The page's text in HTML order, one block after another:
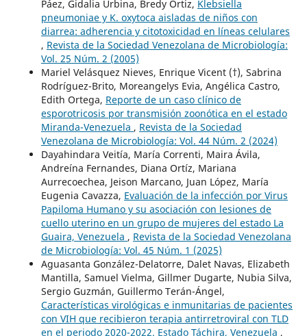
Páez, Gidalia Urbina, Bredy Ortiz, Klebsiella
pneumoniae y K. oxytoca aisladas de niños con
diarrea: adherencia y citotoxicidad en líneas celulares
, Revista de la Sociedad Venezolana de Microbiología:
Vol. 25 Núm. 2 (2005)
Mariel Velásquez Nieves, Enrique Vicent (†), Sabrina
Rodríguez-Brito, Moreangelys Evia, Angélica Castro,
Edith Ortega, Reporte de un caso clínico de
esporotricosis por transmisión zoonótica en el estado
Miranda-Venezuela , Revista de la Sociedad
Venezolana de Microbiología: Vol. 44 Núm. 2 (2024)
Dayahindara Veitía, María Correnti, Maira Ávila,
Andreína Fernandes, Diana Ortíz, Mariana
Aurrecoechea, Jeison Marcano, Juan López, María
Eugenia Cavazza, Evaluación de la infección por Virus
Papiloma Humano y su asociación con lesiones de
cuello uterino en un grupo de mujeres del estado La
Guaira, Venezuela , Revista de la Sociedad Venezolana
de Microbiología: Vol. 45 Núm. 1 (2025)
Aguasanta González-Delatorre, Dalet Navas, Elizabeth
Mantilla, Samuel Vielma, Gillmer Dugarte, Nubia Silva,
Sergio Guzmán, Guillermo Terán-Ángel,
Características virológicas e inmunitarias de pacientes
con VIH que recibieron terapia antirretroviral con TLD
en el periodo 2020-2022. Estado Táchira, Venezuela ,